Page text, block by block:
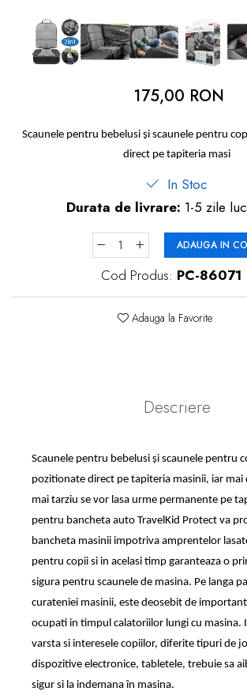
dopuri de urechi
Produse îngrijire copii
Igiena copii
175,00 RON
Scaunele pentru bebelusi și scaunele pentru
direct pe tapiteria masi
In Stoc
Durata de livrare: 1-5 zile
ADAUGA IN
Cod Produs: PC-86071
Adauga la Favorite
Descriere
Scaunele pentru bebelusi și scaunele pentru
pozitionate direct pe tapiteria masinii, iar mai
mai tarziu se vor lasa urme permanente pe
pentru bancheta auto TravelKid Protect va
bancheta masinii impotriva amprentelor
pentru copii si in acelasi timp garanteaza o
sigura pentru scaunele de masina. Pe langa
curateniei masinii, este deosebit de
ocupati in timpul calatoriilor lungi cu masina.
varsta si interesele copiilor, diferite tipuri de
dispozitive electronice, tabletele, trebuie sa
sigur si la indemana în masina.